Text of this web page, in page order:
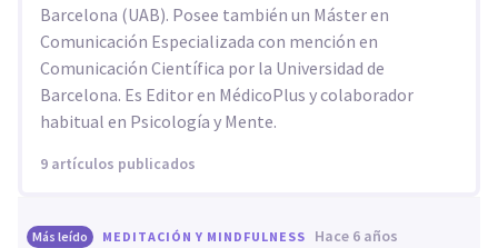
Barcelona (UAB). Posee también un Máster en
Comunicación Especializada con mención en
Comunicación Científica por la Universidad de
Barcelona. Es Editor en MédicoPlus y colaborador
habitual en Psicología y Mente.
9 artículos publicados
Más leído MEDITACIÓN Y MINDFULNESS hace 6 años